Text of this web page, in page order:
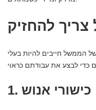
צריך להחזיק
חייבים להיות בעלי
1. כישורי אנוש